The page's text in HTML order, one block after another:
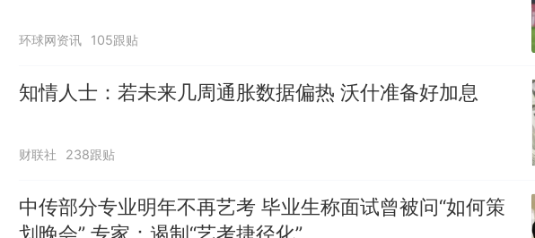
环球网资讯 105跟贴
知情人士：若未来几周通胀数据偏热 沃什准备好加息
财联社 238跟贴
中传部分专业明年不再艺考 毕业生称面试曾被问“如何策